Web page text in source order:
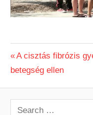
Bejegyzés
navigáció
Previous
Post:
A cisztás fibrózis
betegség ellen